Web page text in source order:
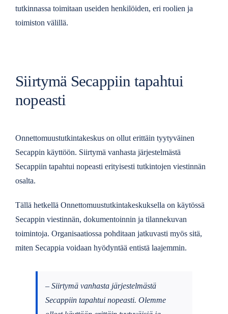
tutkinnassa toimitaan useiden henkilöiden, eri roolien ja
toimiston välillä.
Siirtymä Secappiin tapahtui
nopeasti
Onnettomuustutkintakeskus on ollut erittäin tyytyväinen
Secappin käyttöön. Siirtymä vanhasta järjestelmästä
Secappiin tapahtui nopeasti erityisesti tutkintojen viestinnän
osalta.
Tällä hetkellä Onnettomuustutkintakeskuksella on käytössä
Secappin viestinnän, dokumentoinnin ja tilannekuvan
toimintoja. Organisaatiossa pohditaan jatkuvasti myös sitä,
miten Secappia voidaan hyödyntää entistä laajemmin.
– Siirtymä vanhasta järjestelmästä
Secappiin tapahtui nopeasti. Olemme